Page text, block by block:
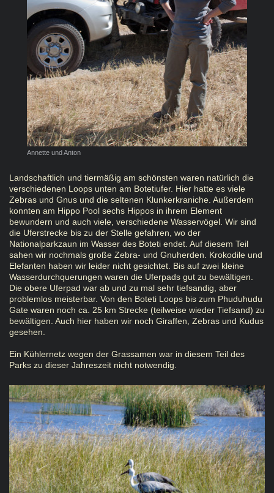
Annette und Anton
Landschaftlich und tiermäßig am schönsten waren natürlich die
verschiedenen Loops unten am Botetiufer. Hier hatte es viele
Zebras und Gnus und die seltenen Klunkerkraniche. Außerdem
konnten am Hippo Pool sechs Hippos in ihrem Element
bewundern und auch viele, verschiedene Wasservögel. Wir sind
die Uferstrecke bis zu der Stelle gefahren, wo der
Nationalparkzaun im Wasser des Boteti endet. Auf diesem Teil
sahen wir nochmals große Zebra- und Gnuherden. Krokodile und
Elefanten haben wir leider nicht gesichtet. Bis auf zwei kleine
Wasserdurchquerungen waren die Uferpads gut zu bewältigen.
Die obere Uferpad war ab und zu mal sehr tiefsandig, aber
problemlos meisterbar. Von den Boteti Loops bis zum Phuduhudu
Gate waren noch ca. 25 km Strecke (teilweise wieder Tiefsand) zu
bewältigen. Auch hier haben wir noch Giraffen, Zebras und Kudus
gesehen.
Ein Kühlernetz wegen der Grassamen war in diesem Teil des
Parks zu dieser Jahreszeit nicht notwendig.